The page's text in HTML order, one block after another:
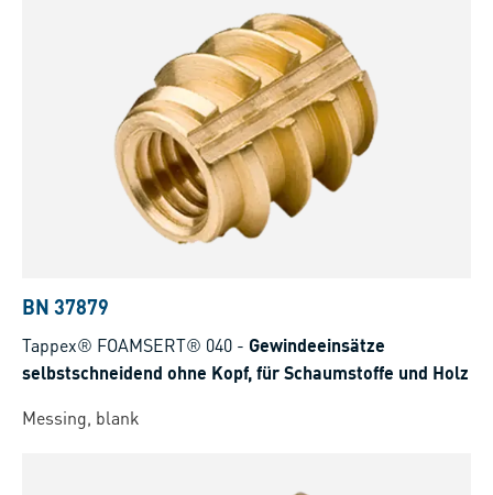
BN 37879
Tappex® FOAMSERT® 040 - Gewindeeinsätze
selbstschneidend ohne Kopf, für Schaumstoffe und Holz
Messing, blank